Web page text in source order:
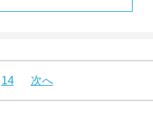
14 次へ